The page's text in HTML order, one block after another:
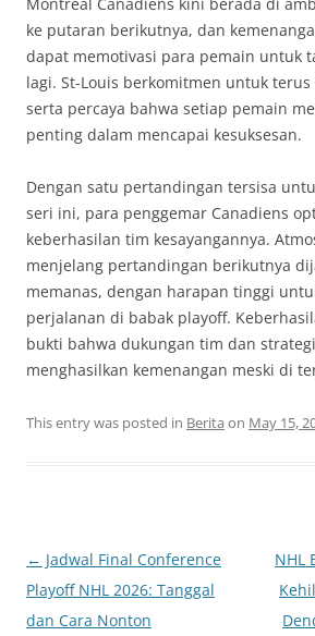
ke putaran berikutnya, dan
dapat memotivasi para pemain untuk
lagi. St-Louis berkomitmen untuk
serta percaya bahwa setiap pemain
penting dalam mencapai kesuksesan.
Dengan satu pertandingan tersisa
seri ini, para penggemar Canadiens
keberhasilan tim kesayangannya.
menjelang pertandingan berikutnya
memanas, dengan harapan tinggi
perjalanan di babak playoff.
bukti bahwa dukungan tim dan
menghasilkan kemenangan meski di
This entry was posted in Berita on May 15,
Post
navigation
← Jadwal Final Conference
Playoff NHL 2026: Tanggal
dan Cara Nonton
NHL